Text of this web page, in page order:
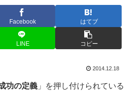
Facebook はてブ
LINE コピー
2014.12.18
功の定義 」を押し付けられている